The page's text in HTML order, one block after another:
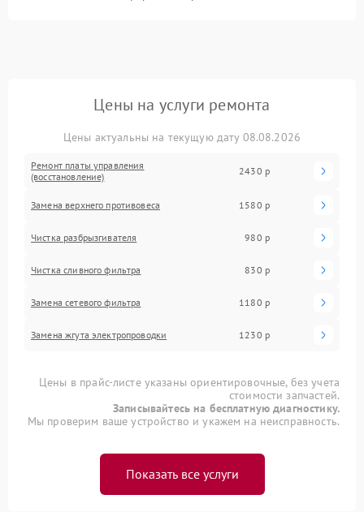
Цены на услуги ремонта
Цены актуальны на текущую дату 08.08.2026
Ремонт платы управления
(восстановление)
2430 р
Замена верхнего противовеса 1580 р
Чистка разбрызгивателя 980 р
Чистка сливного фильтра 830 р
Замена сетевого фильтра 1180 р
Замена жгута электропроводки 1230 р
Цены в прайс-листе указаны ориентировочные, без учета
стоимости запчастей.
Записывайтесь на бесплатную диагностику.
Мы проверим ваше устройство и укажем на неисправность.
Показать все услуги